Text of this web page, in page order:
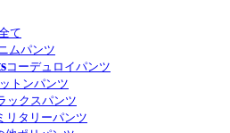
て
ムパンツ
コーデュロイパンツ
トンパンツ
ックスパンツ
リタリーパンツ